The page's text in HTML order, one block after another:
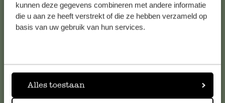
kunnen deze gegevens combineren met andere informatie
die u aan ze heeft verstrekt of die ze hebben verzameld op
basis van uw gebruik van hun services.
Alles toestaan
Kundenservice/Hilfe
Falls Sie Fragen haben oder Tipps und Hilfe brauchen, wenden
kundenservice@dille-kamille.at